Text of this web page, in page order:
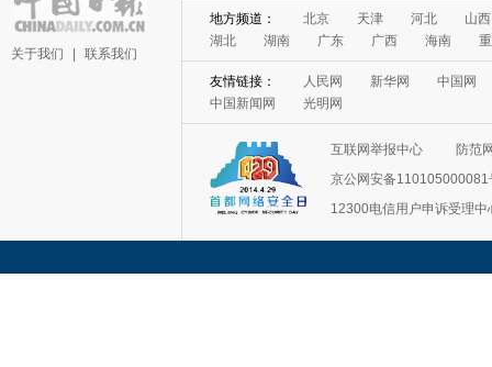
关于我们 联系我们
地方频道： 北京 天津 河北
山西
湖北
湖南 广东 广西 海南
友情链接： 人民网 新华网
中国网
中国新闻网
光明网
互联网举报中心
防范
京公网安备110105000081
12300电信用户申诉受理中